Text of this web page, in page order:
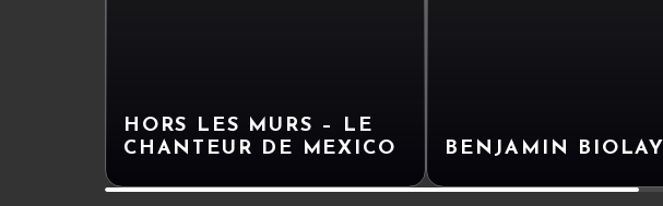
HORS LES MURS – LE
CHANTEUR DE MEXICO
BENJAMIN BIOLAY